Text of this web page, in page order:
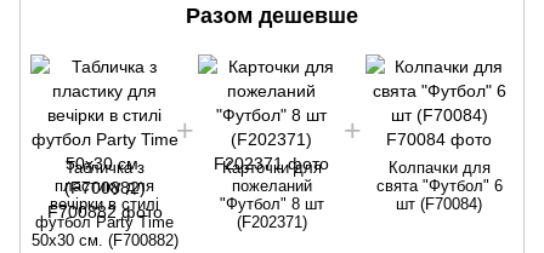
Разом дешевше
Табличка з
пластику для
вечірки в стилі
футбол Party Time
50х30 см. (F700882)
Карточки для
пожеланий
"Футбол" 8 шт
(F202371)
Колпачки для
свята "Футбол" 6
шт (F70084)